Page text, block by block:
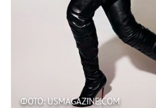
ФОТО: USMAGAZINE.COM